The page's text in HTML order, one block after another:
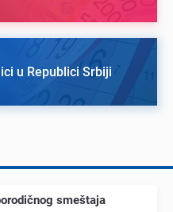
u Republici Srbiji
smеštaja